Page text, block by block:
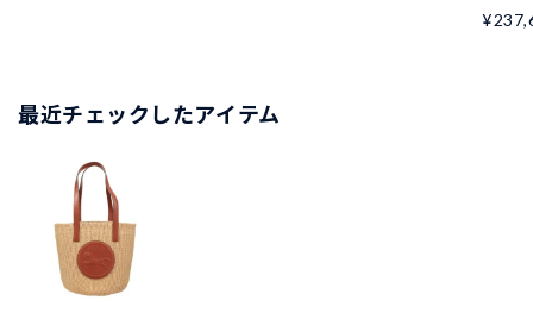
最近チェックしたアイテム